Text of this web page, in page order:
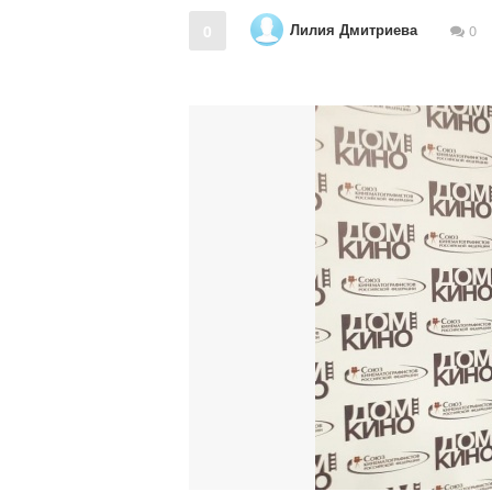
0 Лилия Дмитриева 0